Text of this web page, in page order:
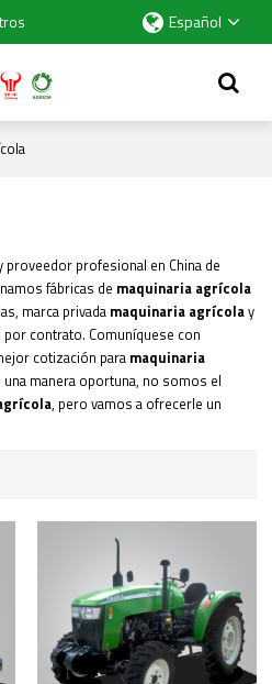
Español
proveedor profesional en China de
fábricas de maquinaria agrícola
marca privada maquinaria agrícolay
por contrato. Comuníquese con
cotización para maquinaria
manera oportuna, no somos el
, pero vamos a ofrecerle un